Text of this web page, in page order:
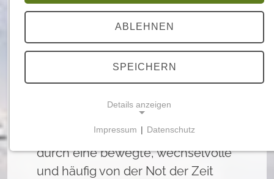
Damflos
Nationalpark Gemeinde
Damflos ist historisch betrachtet
eine noch sehr junge Gemeinde
von kaum mehr als 275 Jahren. Das
Werden von Damflos zeichnet sich
durch eine bewegte, wechselvolle
und häufig von der Not der Zeit
ABLEHNEN
SPEICHERN
Details anzeigen
Notwendige Cookies ermöglichen grundlegende
Funktionen und sind für die einwandfreie Funktion
Impressum | Datenschutz